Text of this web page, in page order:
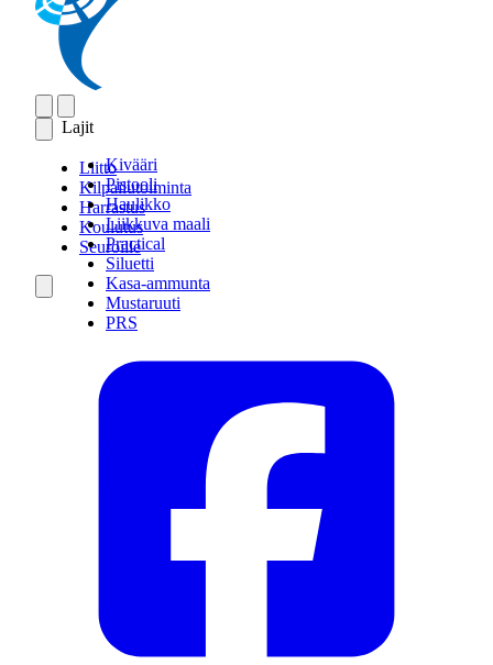
Lajit
Kivääri
Pistooli
Haulikko
Liikkuva maali
Practical
Siluetti
Kasa-ammunta
Mustaruuti
PRS
Liitto
Kilpailutoiminta
Harrastus
Koulutus
Seuroille